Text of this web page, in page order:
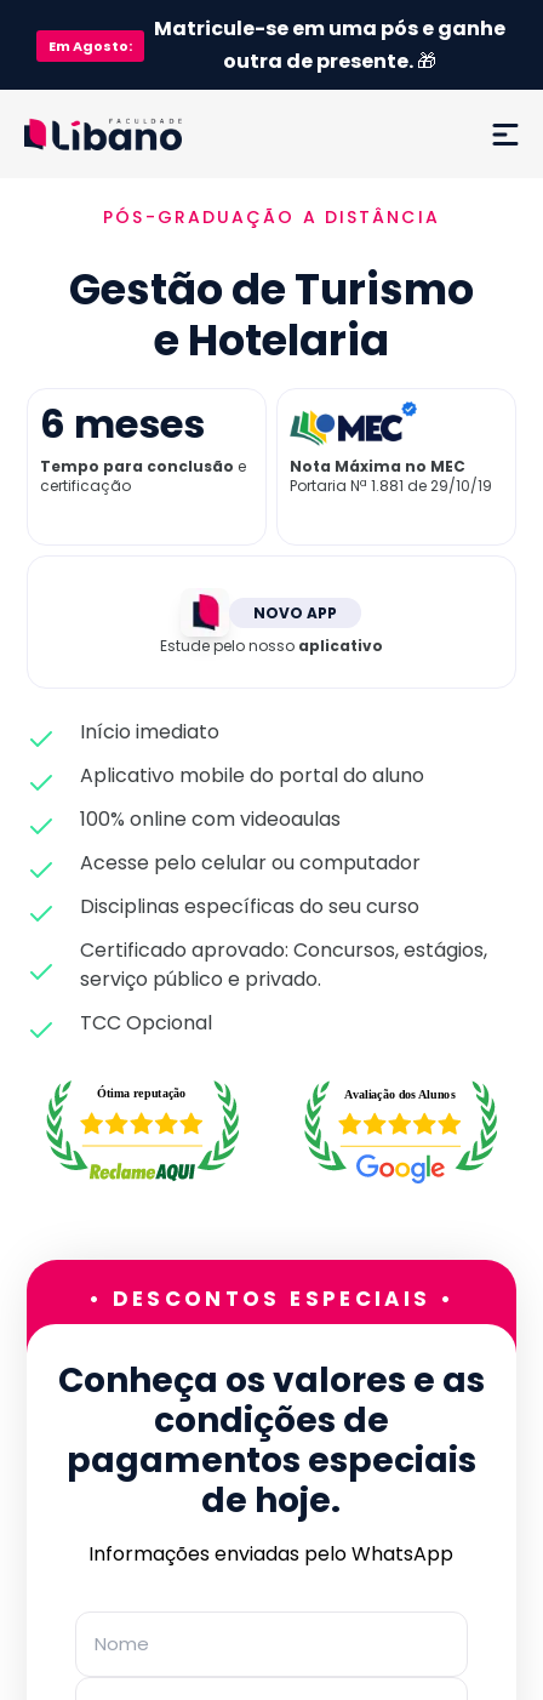
EmAgosto:
Matricule-se em uma pós e ganhe
outra de presente.🎁
Ementa
Como funciona
Credenciamento MEC
Preço
Já sou aluno
PÓS-GRADUAÇÃO A DISTÂNCIA
Gestão de Turismo
e Hotelaria
6 meses
Tempo para conclusão e
certificação
Nota Máxima no MEC
Portaria Nª 1.881 de 29/10/19
NOVO APP
Estude pelo nosso aplicativo
Início imediato
Aplicativo mobile do portal do aluno
100% online com videoaulas
Acesse pelo celular ou computador
Disciplinas específicas do seu curso
Certificado aprovado: Concursos, estágios,
serviço público e privado.
TCC Opcional
• DESCONTOS ESPECIAIS •
Conheça os valores e as
condições de
pagamentos especiais
de hoje.
Informações enviadas pelo WhatsApp